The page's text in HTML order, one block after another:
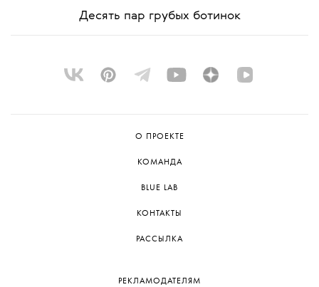
Десять пар грубых ботинок
О ПРОЕКТЕ
КОМАНДА
BLUE LAB
КОНТАКТЫ
РАССЫЛКА
РЕКЛАМОДАТЕЛЯМ